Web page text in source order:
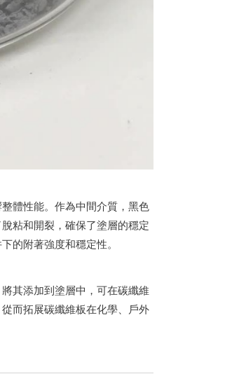
體性能。作為中間介質，黑色
粘和開裂，確保了塗層的穩定
的附著強度和穩定性。
其添加到塗層中，可在碳纖維
而拓展碳纖維板在化學、戶外